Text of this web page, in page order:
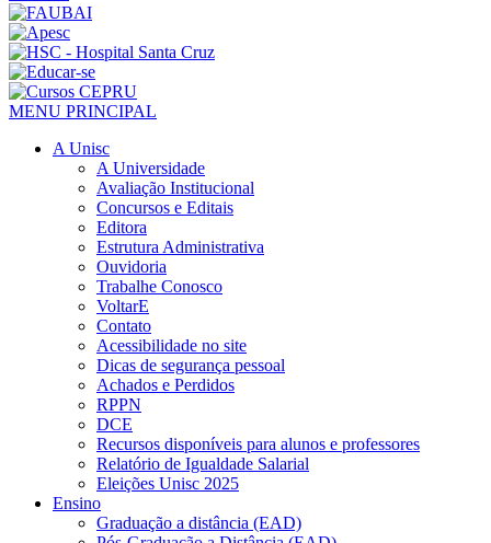
MENU PRINCIPAL
A Unisc
A Universidade
Avaliação Institucional
Concursos e Editais
Editora
Estrutura Administrativa
Ouvidoria
Trabalhe Conosco
VoltarE
Contato
Acessibilidade no site
Dicas de segurança pessoal
Achados e Perdidos
RPPN
DCE
Recursos disponíveis para alunos e professores
Relatório de Igualdade Salarial
Eleições Unisc 2025
Ensino
Graduação a distância (EAD)